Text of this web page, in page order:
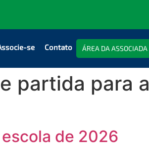
se Contato ÁREA DA ASSOCIADA
partida para a
de 2026